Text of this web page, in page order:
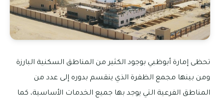
تحظى إمارة أبوظبي بوجود الكثير من المناطق السكنية البارزة
ومن بينها مجمع الظفرة الذي ينقسم بدوره إلى عدد من
المناطق الفرعية التي يوجد بها جميع الخدمات الأساسية، كما